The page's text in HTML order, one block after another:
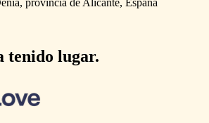
provincia de Alicante, España
tenido lugar.